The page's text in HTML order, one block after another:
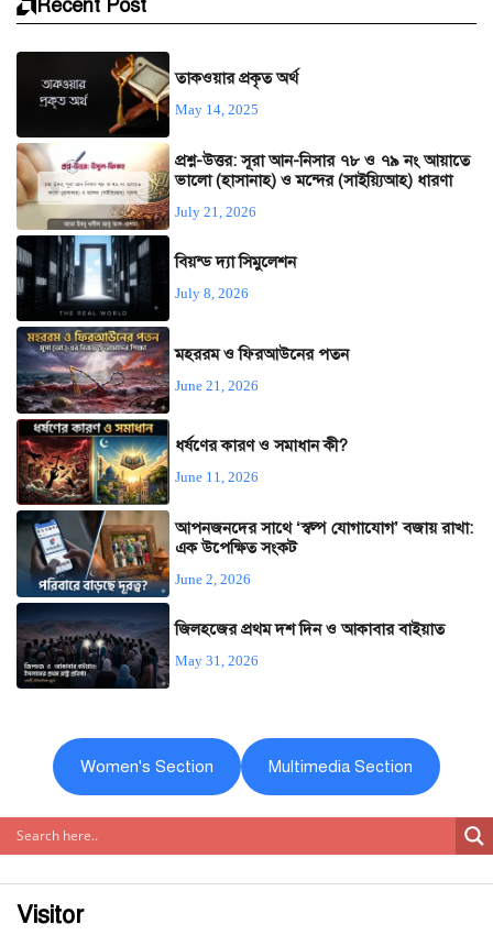
Recent Post
তাকওয়ার প্রকৃত অর্থ
May 14, 2025
প্রশ্ন-উত্তর: সূরা আন-নিসার ৭৮ ও ৭৯ নং আয়াতে
ভালো (হাসানাহ) ও মন্দের (সাইয়্যিআহ) ধারণা
July 21, 2026
বিয়ন্ড দ্যা সিমুলেশন
July 8, 2026
মহররম ও ফিরআউনের পতন
June 21, 2026
ধর্ষণের কারণ ও সমাধান কী?
June 11, 2026
আপনজনদের সাথে ‘স্বল্প যোগাযোগ’ বজায় রাখা:
এক উপেক্ষিত সংকট
June 2, 2026
জিলহজের প্রথম দশ দিন ও আকাবার বাইয়াত
May 31, 2026
Women's Section Multimedia Section
Visitor